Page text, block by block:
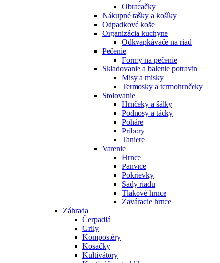
Obracačky
Nákupné tašky a košíky
Odpadkové koše
Organizácia kuchyne
Odkvapkávače na riad
Pečenie
Formy na pečenie
Skladovanie a balenie potravín
Misy a misky
Termosky a termohrnčeky
Stolovanie
Hrnčeky a šálky
Podnosy a tácky
Poháre
Príbory
Taniere
Varenie
Hrnce
Panvice
Pokrievky
Sady riadu
Tlakové hrnce
Zaváracie hrnce
Záhrada
Čerpadlá
Grily
Kompostéry
Kosačky
Kultivátory